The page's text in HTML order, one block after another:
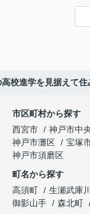
した。
趣味を
これから
り、住み
ます。
投資家
「立地も
と話され
になりま
長年守
き、家族
年月が
「レ・ジ
購入との
明してく
販売活動
ガーデン
校進学を見据えて
市区町村から探す
西宮市
神戸市中
神戸市灘区
宝塚
神戸市須磨区
町名から探す
高須町
生瀬武庫
御影山手
森北町